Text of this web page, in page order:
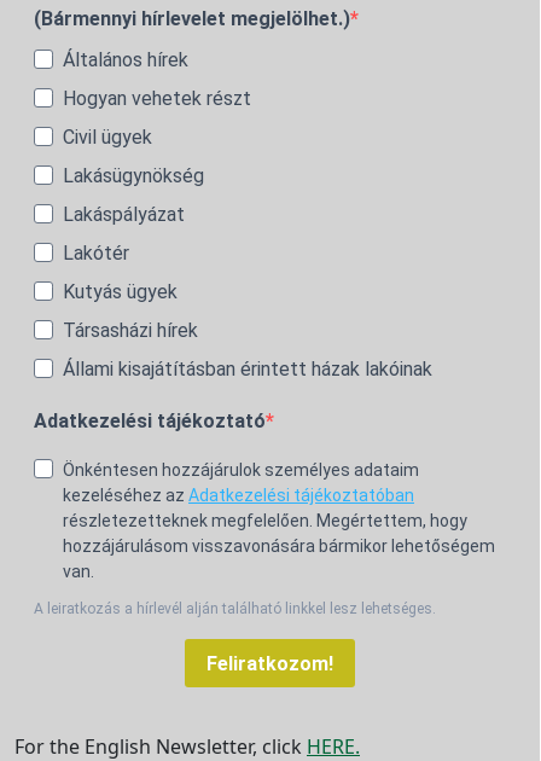
(Bármennyi hírlevelet megjelölhet.)
Általános hírek
Hogyan vehetek részt
Civil ügyek
Lakásügynökség
Lakáspályázat
Lakótér
Kutyás ügyek
Társasházi hírek
Állami kisajátításban érintett házak lakóinak
Adatkezelési tájékoztató
Önkéntesen hozzájárulok személyes adataim
kezeléséhez az Adatkezelési tájékoztatóban
részletezetteknek megfelelően. Megértettem, hogy
hozzájárulásom visszavonására bármikor lehetőségem
van.
A leiratkozás a hírlevél alján található linkkel lesz lehetséges.
Feliratkozom!
For the English Newsletter, click HERE.